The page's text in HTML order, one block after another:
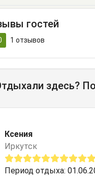
гостей
1 отзывов
здесь?
Ксения
Иркутск
Период отдыха: